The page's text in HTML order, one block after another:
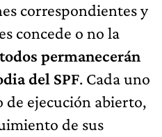
correspondientes y
concede o no la
todos permanecerán
del SPF. Cada uno
de ejecución abierto,
de sus